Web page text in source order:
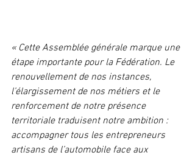
« Cette Assemblée générale marque une
étape importante pour la Fédération. Le
renouvellement de nos instances,
l’élargissement de nos métiers et le
renforcement de notre présence
territoriale traduisent notre ambition :
accompagner tous les entrepreneurs
artisans de l’automobile face aux